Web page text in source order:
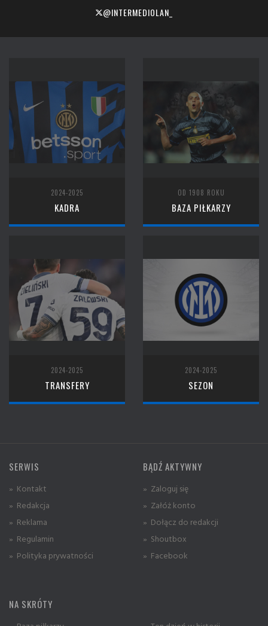
@INTERMEDIOLAN_
2024-2025
KADRA
OD 1908 ROKU
BAZA PIŁKARZY
2024-2025
TRANSFERY
2024-2025
SEZON
SERWIS
» Kontakt
» Redakcja
» Reklama
» Regulamin
» Polityka prywatności
BĄDŹ AKTYWNY
» Zaloguj się
» Załóż konto
» Dołącz do redakcji
» Shoutbox
» Facebook
NA SKRÓTY